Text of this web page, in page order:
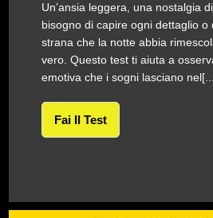
Un’ansia leggera, una nostalgia
bisogno di capire ogni dettaglio o
strana che la notte abbia
vero. Questo test ti aiuta a
emotiva che i sogni lasciano
Fai Il Test